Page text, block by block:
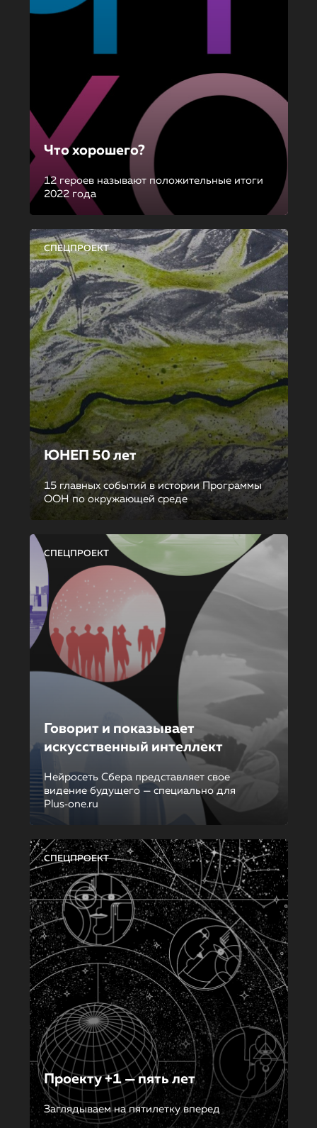
Что хорошего?
12 героев называют положительные итоги
2022 года
СПЕЦПРОЕКТ
ЮНЕП 50 лет
15 главных событий в истории Программы
ООН по окружающей среде
СПЕЦПРОЕКТ
Говорит и показывает
искусственный интеллект
Нейросеть Сбера представляет свое
видение будущего — специально для
Plus‑one.ru
СПЕЦПРОЕКТ
Проекту +1 — пять лет
Заглядываем на пятилетку вперед